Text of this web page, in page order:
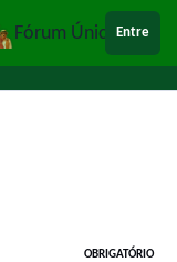
Fórum ÚnicoEntre
OBRIGATÓRIO